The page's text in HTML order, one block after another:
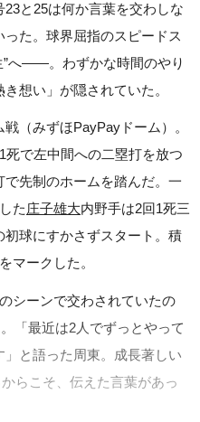
と25は何か言葉を交わしな
た。球界屈指のスピードス
”へ――。わずかな時間のやり
想い」が隠されていた。
（みずほPayPayドーム）。
で左中間への二塁打を放つ
で先制のホームを踏んだ。一
た庄子雄大内野手は2回1死三
球にすかさずスタート。積
マークした。
シーンで交わされていたの
「最近は2人でずっとやって
と語った周東。成長著しい
らこそ、伝えた言葉があっ